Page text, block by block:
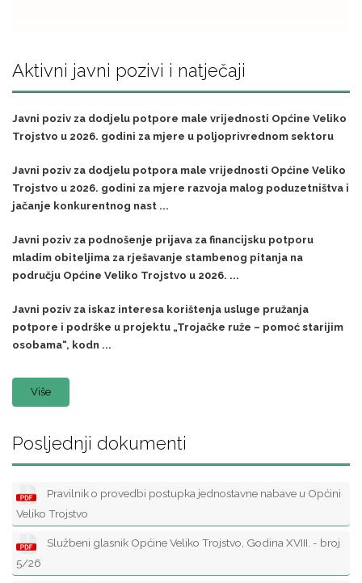
Aktivni javni pozivi i natječaji
Javni poziv za dodjelu potpore male vrijednosti Općine Veliko
Trojstvo u 2026. godini za mjere u poljoprivrednom sektoru
Javni poziv za dodjelu potpora male vrijednosti Općine Veliko
Trojstvo u 2026. godini za mjere razvoja malog poduzetništva i
jačanje konkurentnog nast ...
Javni poziv za podnošenje prijava za financijsku potporu
mladim obiteljima za rješavanje stambenog pitanja na
području Općine Veliko Trojstvo u 2026. ...
Javni poziv za iskaz interesa korištenja usluge pružanja
potpore i podrške u projektu „Trojačke ruže – pomoć starijim
osobama“, kodn ...
Više
Posljednji dokumenti
Pravilnik o provedbi postupka jednostavne nabave u Općini
Veliko Trojstvo
Službeni glasnik Općine Veliko Trojstvo, Godina XVIII. - broj
5/26